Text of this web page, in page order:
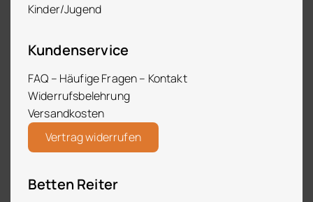
Kinder/Jugend
Kundenservice
FAQ – Häufige Fragen – Kontakt
Widerrufsbelehrung
Versandkosten
Vertrag widerrufen
Betten Reiter